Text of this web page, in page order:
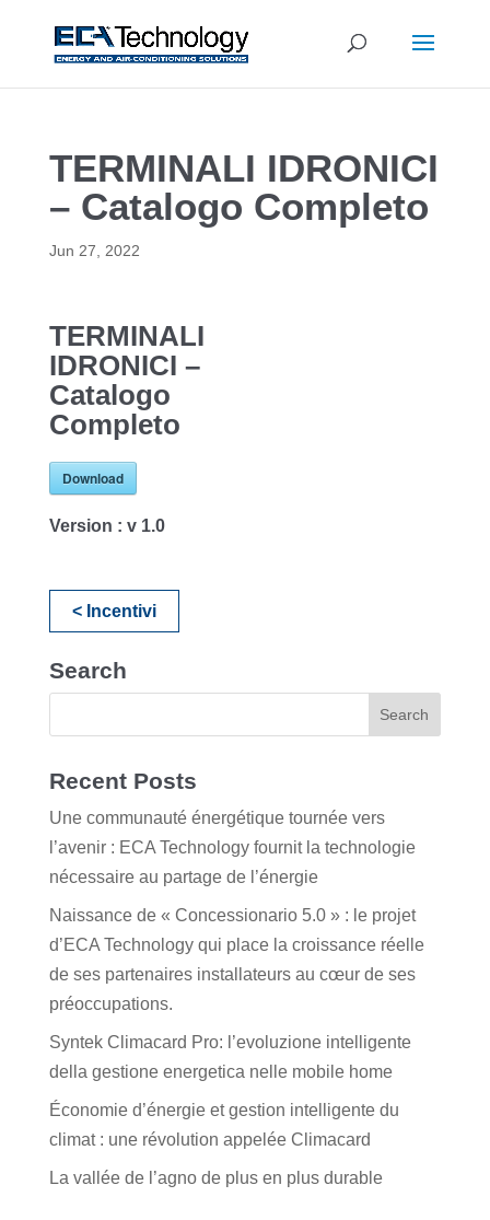
TERMINALI IDRONICI
– Catalogo Completo
Jun 27, 2022
TERMINALI
IDRONICI –
Catalogo
Completo
Download
Version : v 1.0
< Incentivi
Search
Recent Posts
Une communauté énergétique tournée vers
l’avenir : ECA Technology fournit la technologie
nécessaire au partage de l’énergie
Naissance de « Concessionario 5.0 » : le projet
d’ECA Technology qui place la croissance réelle
de ses partenaires installateurs au cœur de ses
préoccupations.
Syntek Climacard Pro: l’evoluzione intelligente
della gestione energetica nelle mobile home
Économie d’énergie et gestion intelligente du
climat : une révolution appelée Climacard
La vallée de l’agno de plus en plus durable